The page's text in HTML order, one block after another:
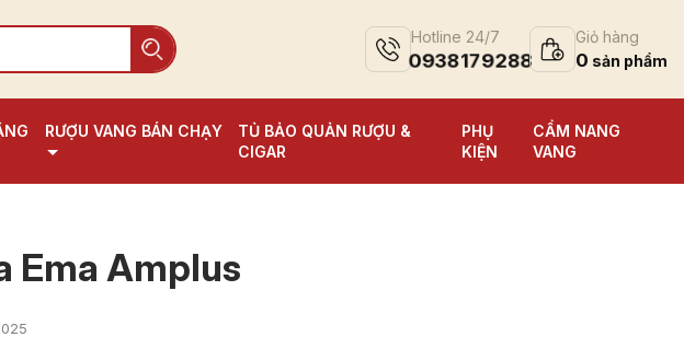
Hotline 24/7
0938179288
Giỏ hàng
0
RƯỢU VANG BÁN CHẠY
TỦ BẢO QUẢN RƯỢU &
CIGAR
PHỤ
KIỆN
CẨM NANG
VANG
Ema Amplus